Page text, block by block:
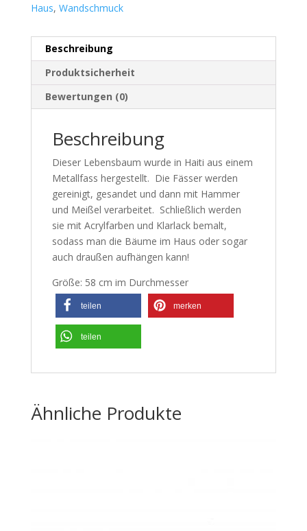
Haus, Wandschmuck
Beschreibung
Produktsicherheit
Bewertungen (0)
Beschreibung
Dieser Lebensbaum wurde in Haiti aus einem
Metallfass hergestellt. Die Fässer werden
gereinigt, gesandet und dann mit Hammer
und Meißel verarbeitet. Schließlich werden
sie mit Acrylfarben und Klarlack bemalt,
sodass man die Bäume im Haus oder sogar
auch draußen aufhängen kann!
Größe: 58 cm im Durchmesser
teilen merken
teilen
Ähnliche Produkte